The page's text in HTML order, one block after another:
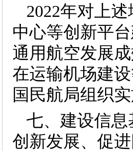
2022年对上
中心等创新平
通用航空发展
在运输机场建
国民航局组织实
七、建设信
创新发展、促